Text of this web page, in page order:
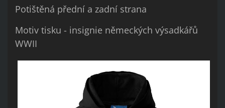
Potištěná přední a zadní strana
Motiv tisku - insignie německých výsadkářů
WWII